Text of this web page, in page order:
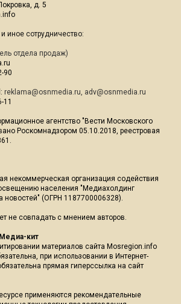
д. 5
иное сотрудничество:
отдела продаж)
90
reklama@osnmedia.ru, adv@osnmedia.ru
11
агентство "Вести Московского
Роскомнадзором 05.10.2018, реестровая
некоммерческая организация содействия
населения "Медиахолдинг
(ОГРН 1187700006328).
не совпадать с мнением авторов.
Медиа-кит
материалов сайта Mosregion.info
при использовании в Интернет-
прямая гиперссылка на сайт
применяются рекомендательные